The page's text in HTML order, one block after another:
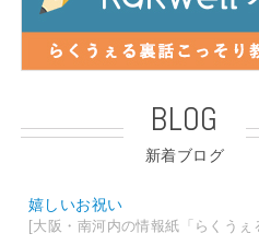
BLOG
新着ブログ
嬉しいお祝い